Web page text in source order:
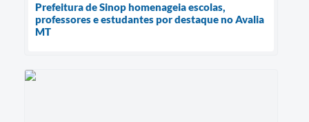
Prefeitura de Sinop homenageia escolas,
professores e estudantes por destaque no Avalia
MT